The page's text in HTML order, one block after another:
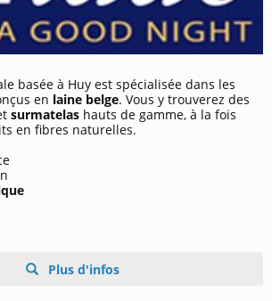
basée à Huy est spécialisée dans les
en laine belge. Vous y trouverez des
surmatelas hauts de gamme, à la fois
en fibres naturelles.
Plus d'infos